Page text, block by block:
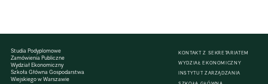
Studia Podyplomowe
Zamówienia Publiczne
Wydział Ekonomiczny
Szkoła Główna Gospodarstwa
Wiejskiego w Warszawie
KONTAKT Z SEKRETARIATEM
WYDZIAŁ EKONOMICZNY
INSTYTUT ZARZĄDZANIA